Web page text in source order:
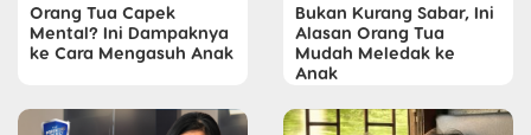
Orang Tua Capek
Mental? Ini Dampaknya
ke Cara Mengasuh Anak
Bukan Kurang Sabar, Ini
Alasan Orang Tua
Mudah Meledak ke
Anak